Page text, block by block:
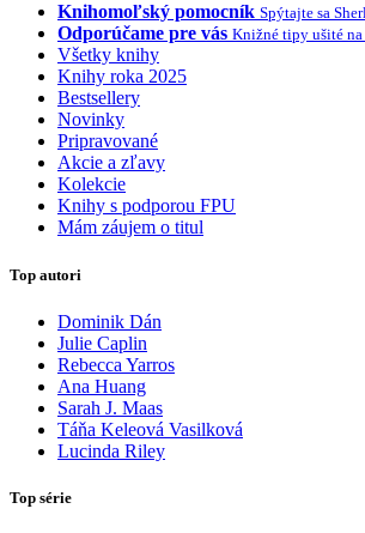
Knihomoľský pomocník Spýtajte sa
Odporúčame pre vás Knižné tipy ušité
Všetky knihy
Knihy roka 2025
Bestsellery
Novinky
Pripravované
Akcie a zľavy
Kolekcie
Knihy s podporou FPU
Mám záujem o titul
Top autori
Dominik Dán
Julie Caplin
Rebecca Yarros
Ana Huang
Sarah J. Maas
Táňa Keleová Vasilková
Lucinda Riley
Top série